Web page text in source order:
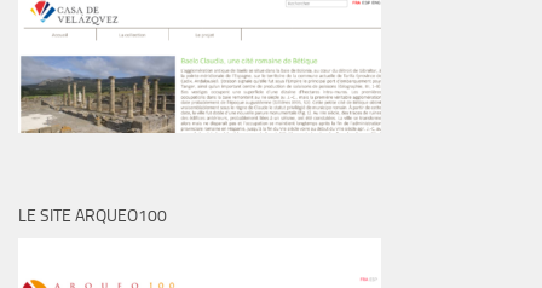
LE SITE ARQUEO100